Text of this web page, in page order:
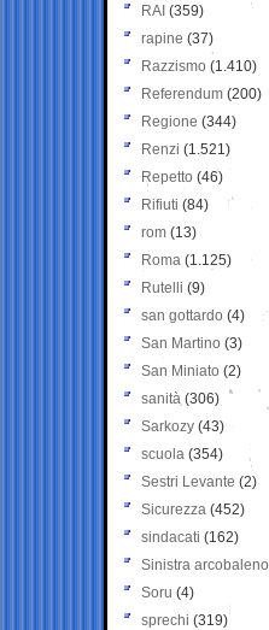
RAI (359)
rapine (37)
Razzismo (1.410)
Referendum (200)
Regione (344)
Renzi (1.521)
Repetto (46)
Rifiuti (84)
rom (13)
Roma (1.125)
Rutelli (9)
san gottardo (4)
San Martino (3)
San Miniato (2)
sanità (306)
Sarkozy (43)
scuola (354)
Sestri Levante (2)
Sicurezza (452)
sindacati (162)
Sinistra arcobaleno
Soru (4)
sprechi (319)